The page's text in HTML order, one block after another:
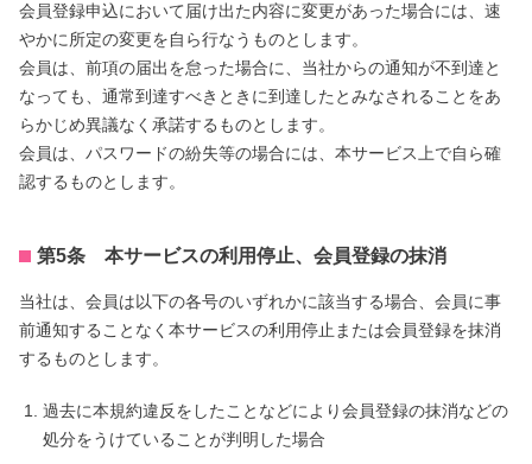
会員登録申込において届け出た内容に変更があった場合には、速
やかに所定の変更を自ら行なうものとします。
会員は、前項の届出を怠った場合に、当社からの通知が不到達と
なっても、通常到達すべきときに到達したとみなされることをあ
らかじめ異議なく承諾するものとします。
会員は、パスワードの紛失等の場合には、本サービス上で自ら確
認するものとします。
第5条 本サービスの利用停止、会員登録の抹消
当社は、会員は以下の各号のいずれかに該当する場合、会員に事
前通知することなく本サービスの利用停止または会員登録を抹消
するものとします。
過去に本規約違反をしたことなどにより会員登録の抹消などの
処分をうけていることが判明した場合